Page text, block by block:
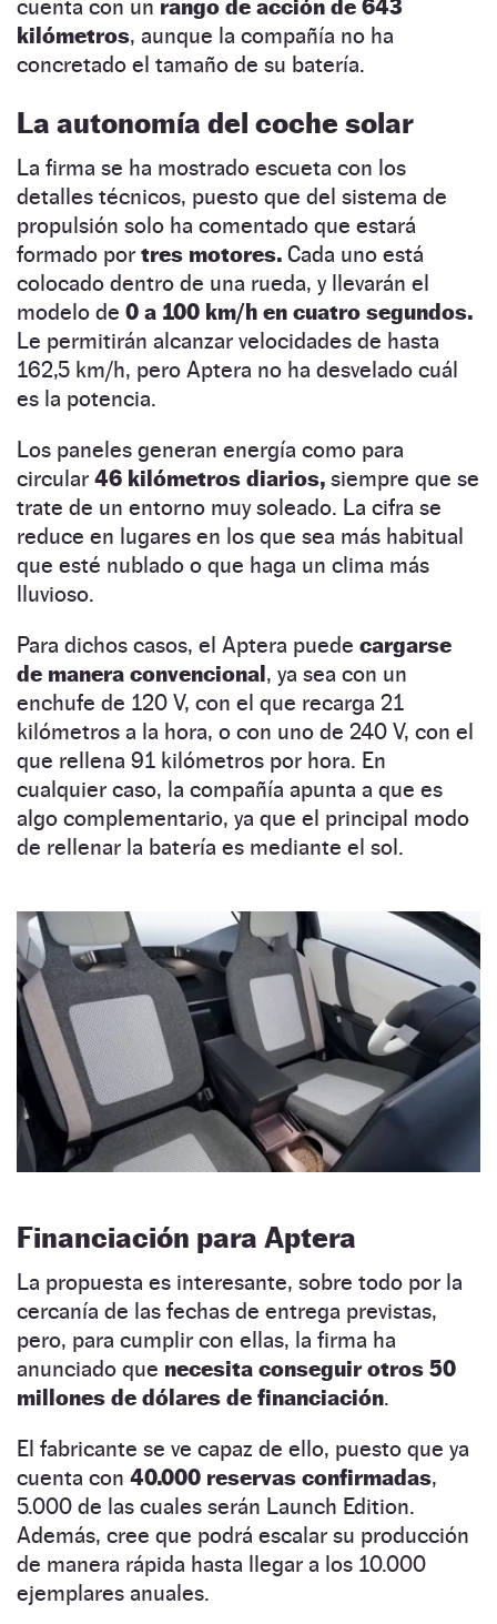
cuenta con un rango de acción de 643
kilómetros, aunque la compañía no ha
concretado el tamaño de su batería.
La autonomía del coche solar
La firma se ha mostrado escueta con los
detalles técnicos, puesto que del sistema de
propulsión solo ha comentado que estará
formado por tres motores. Cada uno está
colocado dentro de una rueda, y llevarán el
modelo de 0 a 100 km/h en cuatro segundos.
Le permitirán alcanzar velocidades de hasta
162,5 km/h, pero Aptera no ha desvelado cuál
es la potencia.
Los paneles generan energía como para
circular 46 kilómetros diarios, siempre que se
trate de un entorno muy soleado. La cifra se
reduce en lugares en los que sea más habitual
que esté nublado o que haga un clima más
lluvioso.
Para dichos casos, el Aptera puede cargarse
de manera convencional, ya sea con un
enchufe de 120 V, con el que recarga 21
kilómetros a la hora, o con uno de 240 V, con el
que rellena 91 kilómetros por hora. En
cualquier caso, la compañía apunta a que es
algo complementario, ya que el principal modo
de rellenar la batería es mediante el sol.
Financiación para Aptera
La propuesta es interesante, sobre todo por la
cercanía de las fechas de entrega previstas,
pero, para cumplir con ellas, la firma ha
anunciado que necesita conseguir otros 50
millones de dólares de financiación.
El fabricante se ve capaz de ello, puesto que ya
cuenta con 40.000 reservas confirmadas,
5.000 de las cuales serán Launch Edition.
Además, cree que podrá escalar su producción
de manera rápida hasta llegar a los 10.000
ejemplares anuales.